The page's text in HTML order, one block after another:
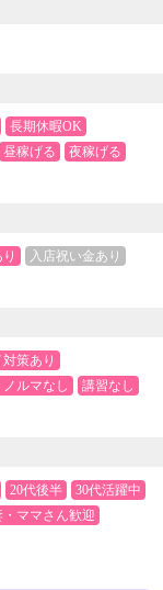
長期休暇OK
昼稼げる
夜稼げる
入店祝い金あり
策あり
ルマなし
講習なし
20代後半
30代活躍中
・ママさん歓迎